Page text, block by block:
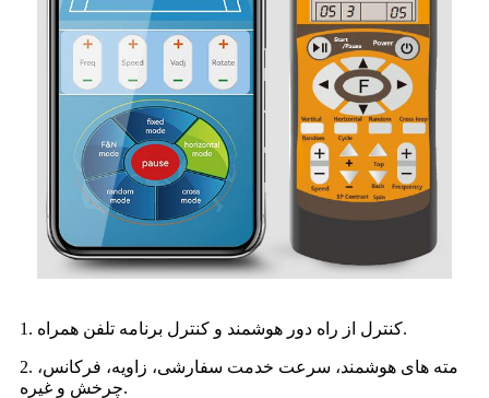
1. کنترل از راه دور هوشمند و کنترل برنامه تلفن همراه.
2. مته های هوشمند، سرعت خدمت سفارشی، زاویه، فرکانس،
چرخش و غیره.